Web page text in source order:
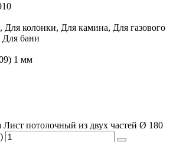
Для колонки, Для камина, Для газового
Для бани
1 мм
Лист потолочный из двух частей Ø 180